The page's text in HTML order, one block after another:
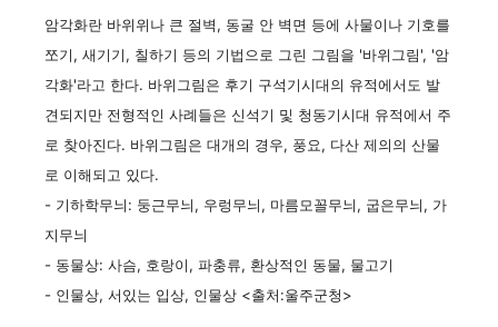
암각화란 바위위나 큰 절벽, 동굴 안 벽면 등에 사물이나 기호를
쪼기, 새기기, 칠하기 등의 기법으로 그린 그림을 '바위그림', '암
각화'라고 한다. 바위그림은 후기 구석기시대의 유적에서도 발
견되지만 전형적인 사례들은 신석기 및 청동기시대 유적에서 주
로 찾아진다. 바위그림은 대개의 경우, 풍요, 다산 제의의 산물
로 이해되고 있다.
- 기하학무늬: 둥근무늬, 우렁무늬, 마름모꼴무늬, 굽은무늬, 가
지무늬
- 동물상: 사슴, 호랑이, 파충류, 환상적인 동물, 물고기
- 인물상, 서있는 입상, 인물상 <출처:울주군청>